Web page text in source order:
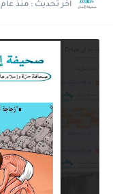
اخر تحديث : منذ عام